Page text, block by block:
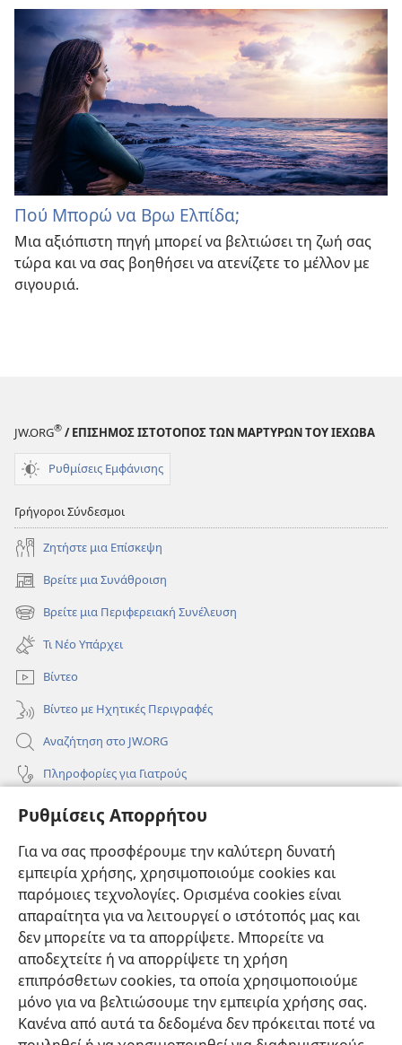
Ρυθμίσεις Απορρήτου
Για να σας προσφέρουμε την καλύτερη δυνατή
εμπειρία χρήσης, χρησιμοποιούμε cookies και
παρόμοιες τεχνολογίες. Ορισμένα cookies είναι
απαραίτητα για να λειτουργεί ο ιστότοπός μας και
δεν μπορείτε να τα απορρίψετε. Μπορείτε να
αποδεχτείτε ή να απορρίψετε τη χρήση
επιπρόσθετων cookies, τα οποία χρησιμοποιούμε
μόνο για να βελτιώσουμε την εμπειρία χρήσης σας.
Κανένα από αυτά τα δεδομένα δεν πρόκειται ποτέ να
Πού Μπορώ να Βρω Ελπίδα;
Μια αξιόπιστη πηγή μπορεί να βελτιώσει τη ζωή σας
τώρα και να σας βοηθήσει να ατενίζετε το μέλλον με
σιγουριά.
JW.ORG® / ΕΠΙΣΗΜΟΣ ΙΣΤΟΤΟΠΟΣ ΤΩΝ ΜΑΡΤΥΡΩΝ ΤΟΥ ΙΕΧΩΒΑ
Ρυθμίσεις Εμφάνισης
Γρήγοροι Σύνδεσμοι
Ζητήστε μια Επίσκεψη
Βρείτε μια Συνάθροιση
(ανοίγει
νέο
παράθυρο)
Βρείτε μια Περιφερειακή Συνέλευση
(ανοίγει
νέο
παράθυρο)
Τι Νέο Υπάρχει
Βίντεο
Βίντεο με Ηχητικές Περιγραφές
Αναζήτηση στο JW.ORG
Πληροφορίες για Γιατρούς
Πληροφορίες για Επίσημους Φορείς και ΜΜΕ
Συνεισφορές
(ανοίγει
παράθυρο)ΔΙΑΔΙΚΤΥΑΚΗ ΒΙΒΛΙΟΘΗΚΗ της Σκοπιάς™
(ανοίγει
νέο
παράθυρο)
JW Hub ®
(ανοίγει
νέο
παράθυρο)JW Library®